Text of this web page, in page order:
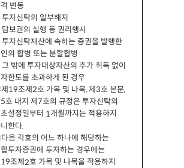
변동
투자신탁의 일부해지
담보권의 실행 등 권리행사
투자신탁재산에 속하는 증권을 발행한
의 합병 또는 분할합병
그 밖에 투자대상자산의 추가 취득 없이
한도를 초과하게 된 경우
제 19조제2호 가목 및 나목,제3호 본문,
5호 내지 제 7호의 규정은 투자신탁의
설정일부터 1개월까지는 적용하지
한다.
음 각호의 어느 하나에 해당하는
투자증권에 투자하는 경우에는
19조제2호 가목 및 나목을 적용하지